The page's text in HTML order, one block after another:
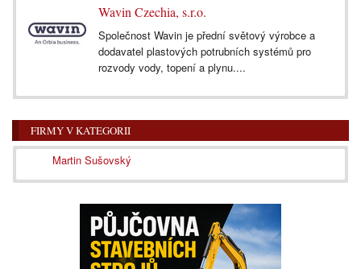
Wavin Czechia, s.r.o.
Společnost Wavin je přední světový výrobce a
dodavatel plastových potrubních systémů pro
rozvody vody, topení a plynu....
FIRMY V KATEGORII
Martin Sušovský